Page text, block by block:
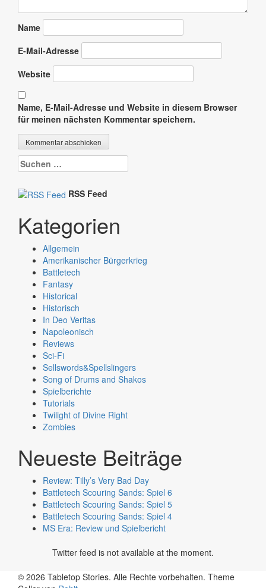
Name
E-Mail-Adresse
Website
Name, E-Mail-Adresse und Website in diesem Browser
für meinen nächsten Kommentar speichern.
Suchen
nach:
RSS Feed
Kategorien
Allgemein
Amerikanischer Bürgerkrieg
Battletech
Fantasy
Historical
Historisch
In Deo Veritas
Napoleonisch
Reviews
Sci-Fi
Sellswords&Spellslingers
Song of Drums and Shakos
Spielberichte
Tutorials
Twilight of Divine Right
Zombies
Neueste Beiträge
Review: Tilly’s Very Bad Day
Battletech Scouring Sands: Spiel 6
Battletech Scouring Sands: Spiel 5
Battletech Scouring Sands: Spiel 4
MS Era: Review und Spielbericht
Twitter feed is not available at the moment.
© 2026 Tabletop Stories. Alle Rechte vorbehalten. Theme